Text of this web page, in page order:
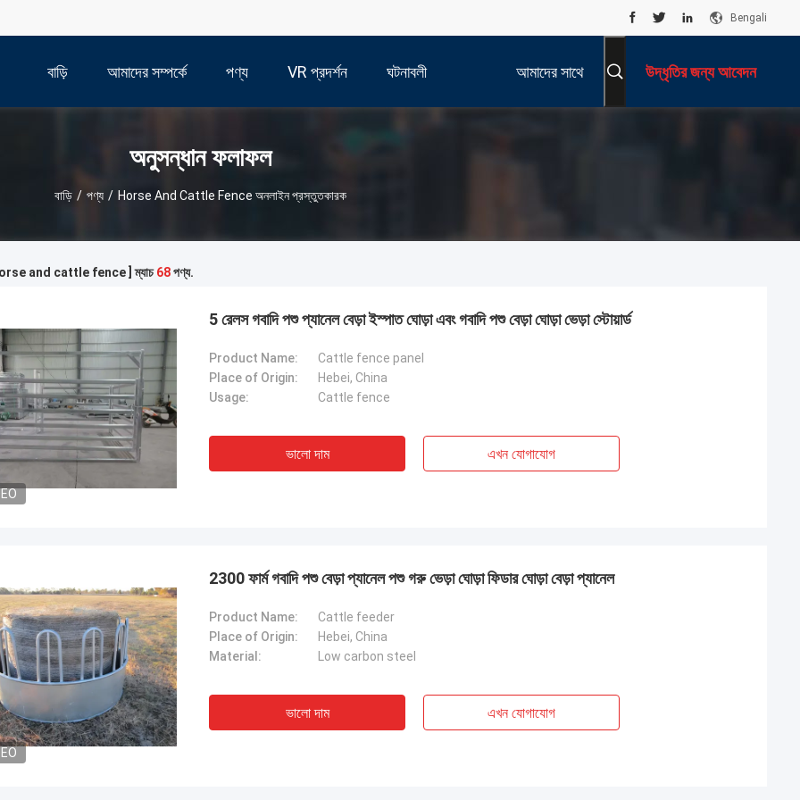
Bengali
বাড়ি আমাদের সম্পর্কে পণ্য VR প্রদর্শন ঘটনাবলী আমাদের সাথে উদ্ধৃতির জন্য আবেদন
অনুসন্ধান ফলাফল
বাড়ি / পণ্য / Horse And Cattle Fence অনলাইন প্রস্তুতকারক
horse and cattle fence ] ম্যাচ68পণ্য.
5 রেলস গবাদি পশু প্যানেল বেড়া ইস্পাত ঘোড়া এবং গবাদি পশু বেড়া ঘোড়া ভেড়া স্টোয়ার্ড
Product Name:
Cattle fence panel
Place of Origin:
Hebei, China
Usage:
Cattle fence
ভালো দাম এখন যোগাযোগ
2300 ফার্ম গবাদি পশু বেড়া প্যানেল পশু গরু ভেড়া ঘোড়া ফিডার ঘোড়া বেড়া প্যানেল
Product Name:
Cattle feeder
Place of Origin:
Hebei, China
Material:
Low carbon steel
ভালো দাম এখন যোগাযোগ